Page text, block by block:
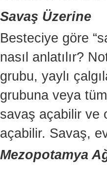
Savaş Üzerine
Besteciye göre
nasıl anlatılır?
grubu, yaylı
grubuna veya
savaş açabilir ve
açabilir. Savaş,
Mezopotamya